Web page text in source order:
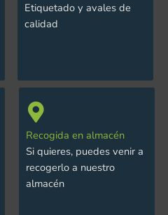
Etiquetado y avales de
calidad
Recogida en almacén
Si quieres, puedes venir a
recogerlo a nuestro
almacén